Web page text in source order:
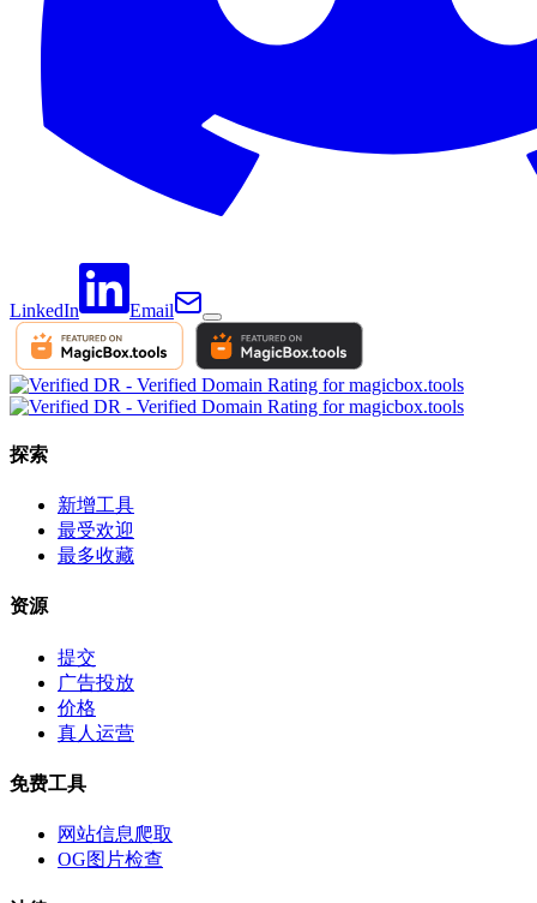
LinkedIn Email
探索
新增工具
最受欢迎
最多收藏
资源
提交
广告投放
价格
真人运营
免费工具
网站信息爬取
OG图片检查